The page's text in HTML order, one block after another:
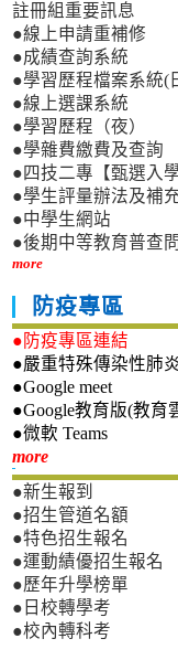
註冊組重要訊息
●線上申請重補修
●成績查詢系統
●學習歷程檔案系統(
●線上選課系統
●學習歷程（夜）
●學雜費繳費及查詢
●四技二專【甄選入
●學生評量辦法及補
●中學生網站
●後期中等教育普查
more
防疫專區
●防疫專區連結
●嚴重特殊傳染性肺
●Google meet
●Google教育版(教育
●微軟 Teams
more新生專區
●新生報到
●招生管道名額
●特色招生報名
●運動績優招生報名
●歷年升學榜單
●日校轉學考
●校內轉科考